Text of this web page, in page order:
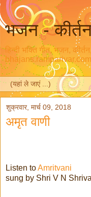
भजन -
हिन्दी भक्ति गीत, भजन,
bhajans.ramparivar.com
शुक्रवार, मार्च 09, 2018
अमृत वाणी
Listen toAmritvani
sung by Shri V N